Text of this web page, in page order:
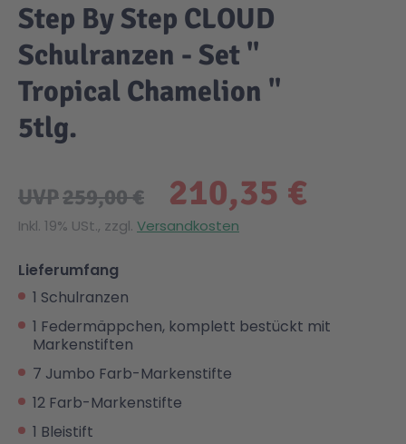
Step By Step CLOUD
Schulranzen - Set "
Tropical Chamelion "
5tlg.
210,35 €
UVP259,00 €
Inkl. 19% USt., zzgl. Versandkosten
Lieferumfang
1 Schulranzen
1 Federmäppchen, komplett bestückt mit
Markenstiften
7 Jumbo Farb-Markenstifte
12 Farb-Markenstifte
1 Bleistift